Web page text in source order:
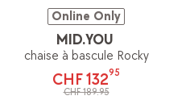
Online Only
MID.YOU
chaise à bascule Rocky
CHF 13295
CHF 189.95